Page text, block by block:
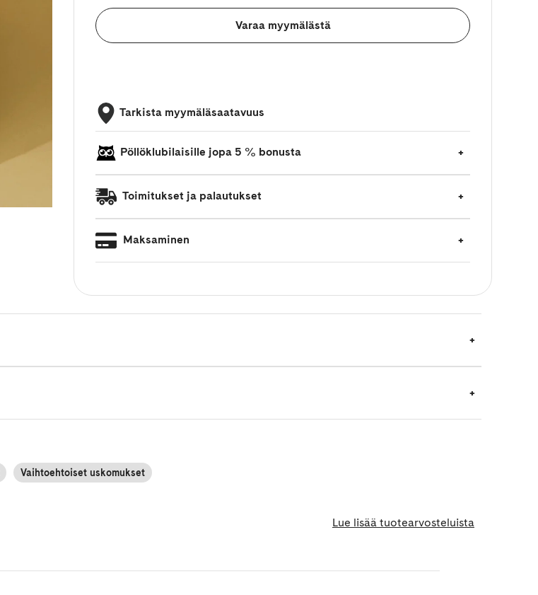
Varaa myymälästä
Tarkista myymäläsaatavuus
Pöllöklubilaisille jopa 5 % bonusta
Toimitukset ja palautukset
Maksaminen
Vaihtoehtoiset uskomukset
Lue lisää tuotearvosteluista